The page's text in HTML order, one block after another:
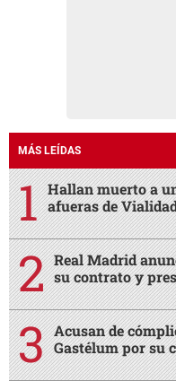
MÁS LEÍDAS
Hallan muerto a
afueras de
Real Madrid
su contrato y
Acusan de
Gastélum por su